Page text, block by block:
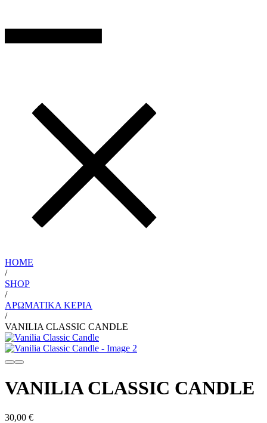
HOME
/
SHOP
/
ΑΡΩΜΑΤΙΚΆ ΚΕΡΙΆ
/
VANILIA CLASSIC CANDLE
VANILIA CLASSIC CANDLE
30,00 €